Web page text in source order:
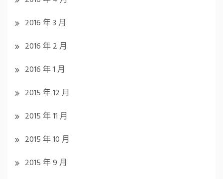
2016 年 3 月
2016 年 2 月
2016 年 1 月
2015 年 12 月
2015 年 11 月
2015 年 10 月
2015 年 9 月